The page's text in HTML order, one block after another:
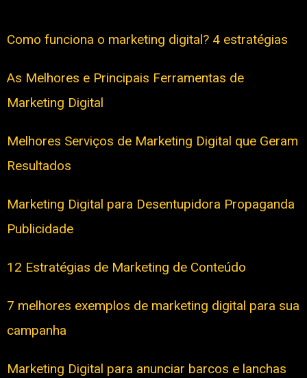
Como funciona o marketing digital? 4 estratégias
As Melhores e Principais Ferramentas de
Marketing Digital
Melhores Serviços de Marketing Digital que Geram
Resultados
Marketing Digital para Desentupidora Propaganda
Publicidade
12 Estratégias de Marketing de Conteúdo
7 melhores exemplos de marketing digital para sua
campanha
Marketing Digital para anunciar barcos e lanchas